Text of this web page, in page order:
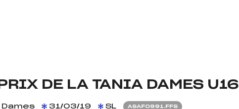
DE LA TANIA DAMES U16
Dames 31/03/19 SL ASAF0991.FFS